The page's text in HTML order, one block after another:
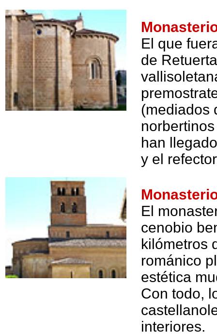
El que
de
(mediados
han
y el
El
cenobio
kilómetros
románico
estética
Con todo,
interiores.